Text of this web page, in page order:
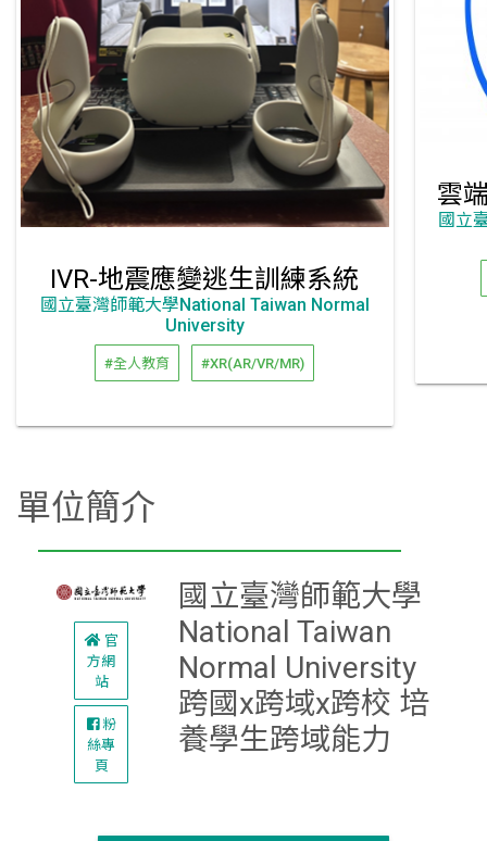
國立
IVR-地震應變逃生訓練系統
國立臺灣師範大學National Taiwan Normal
University
#全人教育 #XR(AR/VR/MR)
單位簡介
官
方網
站
粉
絲專
頁
國立臺灣師範大學
National Taiwan
Normal University
跨國x跨域x跨校 培
養學生跨域能力